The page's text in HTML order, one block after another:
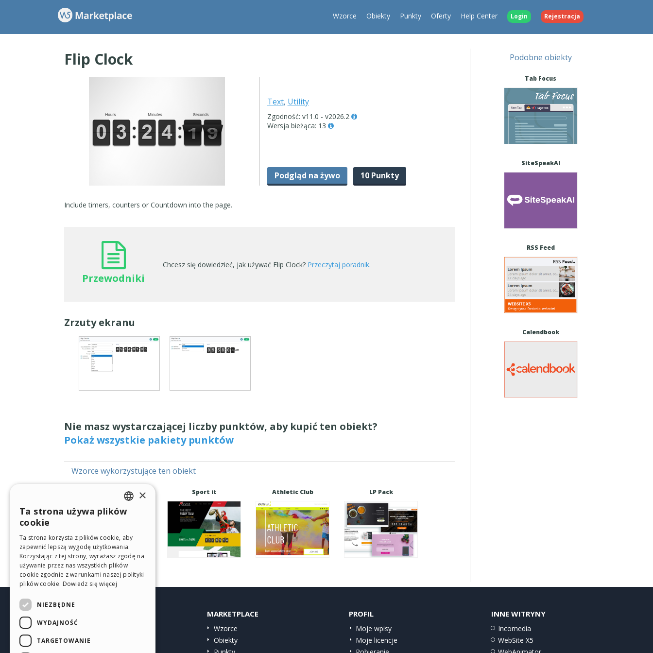
Wzorce Obiekty Punkty Oferty Help Center Login Rejestracja
Flip Clock
Text, Utility
Zgodność: v11.0 - v2026.2
Wersja bieżąca: 13
Podgląd na żywo 10 Punkty
Include timers, counters or Countdown into the page.
Przewodniki
Chcesz się dowiedzieć, jak używać Flip Clock? Przeczytaj poradnik.
Zrzuty ekranu
Nie masz wystarczającej liczby punktów, aby kupić ten obiekt?
Pokaż wszystkie pakiety punktów
Wzorce wykorzystujące ten obiekt
Website Tuning Pack Sport it Athletic Club LP Pack
Podobne obiekty
Tab Focus
SiteSpeakAI
RSS Feed
Calendbook
Społeczność
MARKETPLACE
Wzorce
Obiekty
PROFIL
Moje wpisy
Moje licencje
INNE WITRYNY
Incomedia
WebSite X5
ENGLISH
GERMAN
SPANISH
PORTUGUESE
×
Ta strona używa plików
cookie
Ta strona korzysta z plików cookie, aby
zapewnić lepszą wygodę użytkowania.
Korzystając z tej strony, wyrażasz zgodę na
używanie przez nas wszystkich plików
cookie zgodnie z warunkami naszej polityki
plików cookie. Dowiedz się więcej
NIEZBĘDNE
WYDAJNOŚĆ
TARGETOWANIE